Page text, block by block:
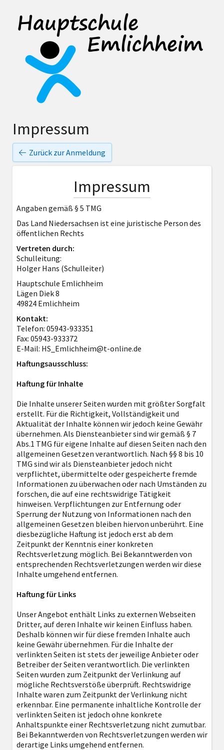
Impressum
Zurück zur Anmeldung
Impressum
Angaben gemäß § 5 TMG
Das Land Niedersachsen ist eine juristische Person des
öffentlichen Rechts
Vertreten durch:
Schulleitung:
Holger Hans (Schulleiter)
Hauptschule Emlichheim
Lägen Diek 8
49824 Emlichheim
Kontakt:
Telefon: 05943-933351
Fax: 05943-933372
E-Mail: HS_Emlichheim@t-online.de
Haftungsausschluss:
Haftung für Inhalte
Die Inhalte unserer Seiten wurden mit größter Sorgfalt
erstellt. Für die Richtigkeit, Vollständigkeit und
Aktualität der Inhalte können wir jedoch keine Gewähr
übernehmen. Als Diensteanbieter sind wir gemäß § 7
Abs.1 TMG für eigene Inhalte auf diesen Seiten nach den
allgemeinen Gesetzen verantwortlich. Nach §§ 8 bis 10
TMG sind wir als Diensteanbieter jedoch nicht
verpflichtet, übermittelte oder gespeicherte fremde
Informationen zu überwachen oder nach Umständen zu
forschen, die auf eine rechtswidrige Tätigkeit
hinweisen. Verpflichtungen zur Entfernung oder
Sperrung der Nutzung von Informationen nach den
allgemeinen Gesetzen bleiben hiervon unberührt. Eine
diesbezügliche Haftung ist jedoch erst ab dem
Zeitpunkt der Kenntnis einer konkreten
Rechtsverletzung möglich. Bei Bekanntwerden von
entsprechenden Rechtsverletzungen werden wir diese
Inhalte umgehend entfernen.
Haftung für Links
Unser Angebot enthält Links zu externen Webseiten
Dritter, auf deren Inhalte wir keinen Einfluss haben.
Deshalb können wir für diese fremden Inhalte auch
keine Gewähr übernehmen. Für die Inhalte der
verlinkten Seiten ist stets der jeweilige Anbieter oder
Betreiber der Seiten verantwortlich. Die verlinkten
Seiten wurden zum Zeitpunkt der Verlinkung auf
mögliche Rechtsverstöße überprüft. Rechtswidrige
Inhalte waren zum Zeitpunkt der Verlinkung nicht
erkennbar. Eine permanente inhaltliche Kontrolle der
verlinkten Seiten ist jedoch ohne konkrete
Anhaltspunkte einer Rechtsverletzung nicht zumutbar.
Bei Bekanntwerden von Rechtsverletzungen werden wir
derartige Links umgehend entfernen.